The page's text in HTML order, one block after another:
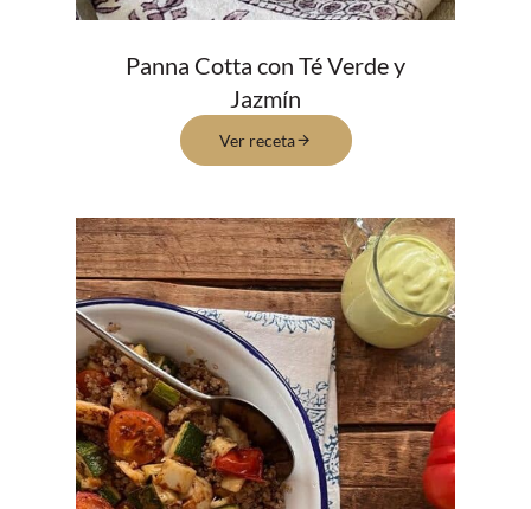
Panna Cotta con Té Verde y
Jazmín
Ver receta